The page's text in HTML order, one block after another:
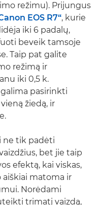
režimu). Prijungus
EOS R7“, kurie
iki 6 padalų,
beveik tamsoje
Taip pat galite
režimą ir
iki 0,5 k.
pasirinkti
žiedą, ir
ne tik padėti
bet jie taip
efektą, kai viskas,
aiškiai matoma ir
Norėdami
trimatį vaizdą,